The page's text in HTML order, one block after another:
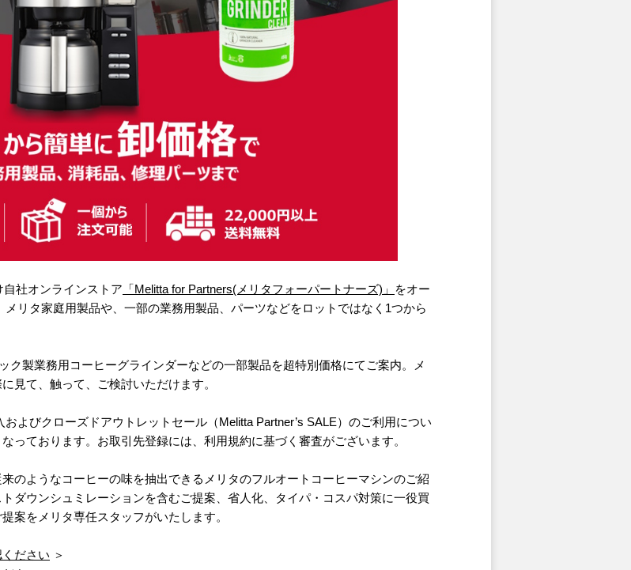
社オンラインストア 「Melitta for Partners(メリタフォーパートナーズ)」
をオー
リタ家庭用製品や、一部の業務用製品、パーツなどをロットではなく1つから
ク製業務用コーヒーグラインダーなどの一部製品を超特別価格にてご案内。メ
見て、触って、ご検討いただけます。
よびクローズドアウトレットセール（Melitta Partner’s SALE）のご利用につい
っております。お取引先登録には、利用規約に基づく審査がございます。
のようなコーヒーの味を抽出できるメリタのフルオートコーヒーマシンのご紹
ダウンシュミレーションを含むご提案、省人化、タイパ・コスパ対策に一役買
案をメリタ専任スタッフがいたします。
ださい ＞